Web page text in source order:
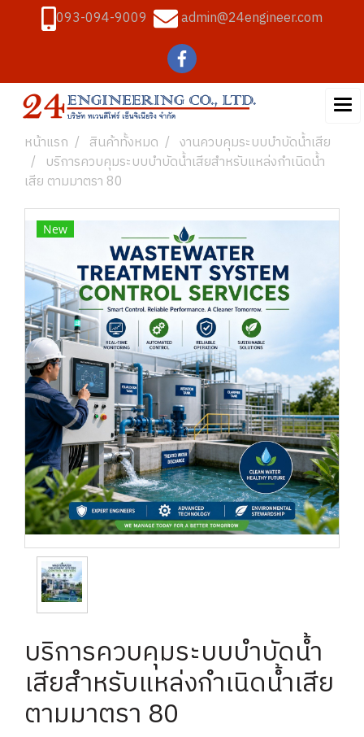
093-094-9009 admin@24engineer.com
หน้าแรก สินค้าทั้งหมด
งานควบคุมระบบบำบัดน้ำเสีย
บริการควบคุมระบบบำบัดน้ำเสียสำหรับแหล่งกำเนิดน้ำ
เสีย ตามมาตรา 80
New
บริการควบคุมระบบบำบัดน้ำ
เสียสำหรับแหล่งกำเนิดน้ำเสีย
ตามมาตรา 80